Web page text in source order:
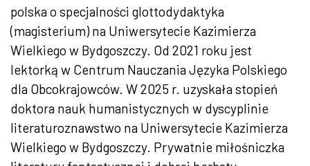
polska o specjalności glottodydaktyka
(magisterium) na Uniwersytecie Kazimierza
Wielkiego w Bydgoszczy. Od 2021 roku jest
lektorką w Centrum Nauczania Języka Polskiego
dla Obcokrajowców. W 2025 r. uzyskała stopień
doktora nauk humanistycznych w dyscyplinie
literaturoznawstwo na Uniwersytecie Kazimierza
Wielkiego w Bydgoszczy. Prywatnie miłośniczka